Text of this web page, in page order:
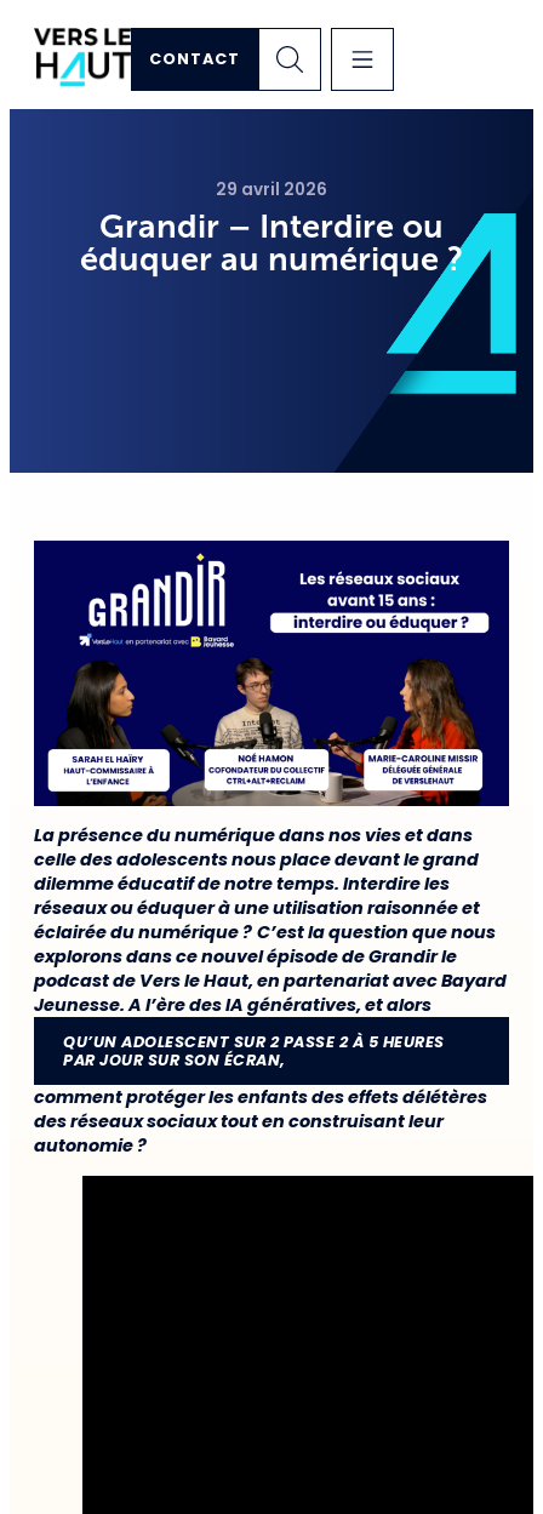
CONTACT
29 avril 2026
Grandir – Interdire ou
éduquer au numérique ?
La présence du numérique dans nos vies et dans
celle des adolescents nous place devant le grand
dilemme éducatif de notre temps. Interdire les
réseaux ou éduquer à une utilisation raisonnée et
éclairée du numérique ? C’est la question que nous
explorons dans ce nouvel épisode de Grandir le
podcast de Vers le Haut, en partenariat avec Bayard
Jeunesse. A l’ère des IA génératives, et alors
QU’UN ADOLESCENT SUR 2 PASSE 2 À 5 HEURES
PAR JOUR SUR SON ÉCRAN,
comment protéger les enfants des effets délétères
des réseaux sociaux tout en construisant leur
autonomie ?